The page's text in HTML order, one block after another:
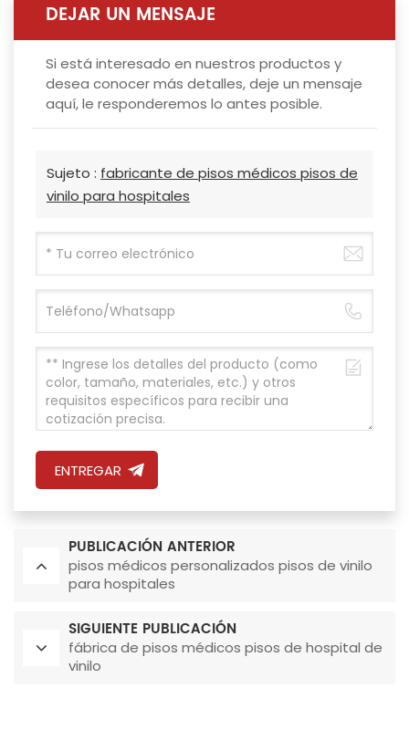
DEJAR UN MENSAJE
Si está interesado en nuestros productos y
desea conocer más detalles, deje un mensaje
aquí, le responderemos lo antes posible.
Sujeto : fabricante de pisos médicos pisos de
vinilo para hospitales
ENTREGAR
PUBLICACIÓN ANTERIOR
pisos médicos personalizados pisos de vinilo
para hospitales
SIGUIENTE PUBLICACIÓN
fábrica de pisos médicos pisos de hospital de
vinilo